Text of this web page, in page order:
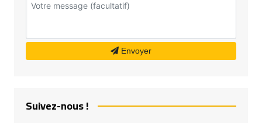
Envoyer
Suivez-nous !